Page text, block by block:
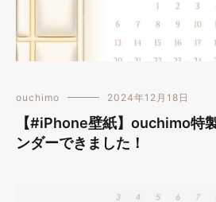
ouchimo 2024年12月18日
【#iPhone壁紙】ouchimo特
ンダーできました！